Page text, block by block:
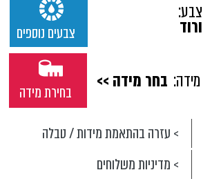
ורוד
צבע:
צבעים נוספים
> עזרה בהתאמת מידות / טבלה
> מדיניות משלוחים
בחירת מידה בחר מידה >> מידה: